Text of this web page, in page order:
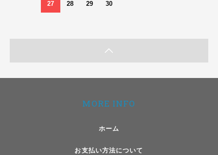
27 28 29 30
MORE INFO
ホーム
お支払い方法について